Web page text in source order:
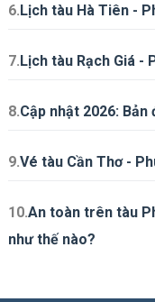
6.Lịch tàu Hà Tiên -
7.Lịch tàu Rạch Giá -
8.Cập nhật 2026:
9.Vé tàu Cần Thơ -
10.An toàn trên tàu
như thế nào?